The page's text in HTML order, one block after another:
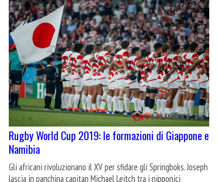
Rugby World Cup 2019: le formazioni di Giappone e
Namibia
Gli africani rivoluzionano il XV per sfidare gli Springboks. Joseph
lascia in panchina capitan Michael Leitch tra i nipponici